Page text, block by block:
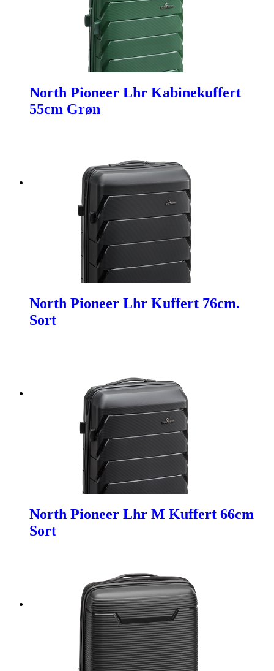
North Pioneer Lhr Kabinekuffert
55cm Grøn
North Pioneer Lhr Kuffert 76cm.
Sort
North Pioneer Lhr M Kuffert 66cm
Sort